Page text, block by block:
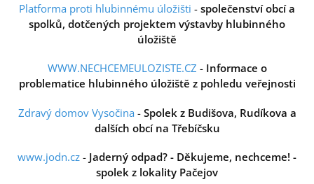
Platforma proti hlubinnému úložišti - společenství obcí a
spolků, dotčených projektem výstavby hlubinného
úložiště
WWW.NECHCEMEULOZISTE.CZ - Informace o
problematice hlubinného úložiště z pohledu veřejnosti
Zdravý domov Vysočina - Spolek z Budišova, Rudíkova a
dalších obcí na Třebíčsku
www.jodn.cz - Jaderný odpad? - Děkujeme, nechceme! -
spolek z lokality Pačejov